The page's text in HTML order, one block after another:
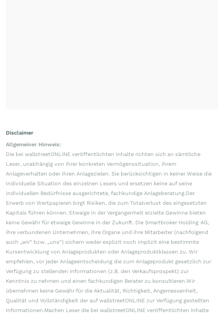
Disclaimer
Allgemeiner Hinweis:
Die bei wallstreetONLINE veröffentlichten Inhalte richten sich an sämtliche
Leser, unabhängig von ihrer konkreten Vermögenssituation, ihrem
Anlageverhalten oder ihren Anlagezielen. Sie berücksichtigen in keiner Weise die
individuelle Situation des einzelnen Lesers und ersetzen keine auf seine
individuellen Bedürfnisse ausgerichtete, fachkundige Anlageberatung.Der
Erwerb von Wertpapieren birgt Risiken, die zum Totalverlust des eingesetzten
Kapitals führen können. Etwaige in der Vergangenheit erzielte Gewinne bieten
keine Gewähr für etwaige Gewinne in der Zukunft. Die Smartbroker Holding AG,
ihre verbundenen Unternehmen, ihre Organe und ihre Mitarbeiter (nachfolgend
auch „wir“ bzw. „uns“) sichern weder explizit noch implizit eine bestimmte
Kursentwicklung von Anlageprodukten oder Anlageproduktklassen zu. Wir
empfehlen, vor jeder Anlageentscheidung die zum Anlageprodukt gesetzlich zur
Verfügung zu stellenden Informationen (z.B. den Verkaufsprospekt) zur
Kenntnis zu nehmen und einen fachkundigen Berater zu konsultieren.Wir
übernehmen keine Gewähr für die Aktualität, Richtigkeit, Angemessenheit,
Qualität und Vollständigkeit der auf wallstreetONLINE zur Verfügung gestellten
Informationen.Machen Leser die bei wallstreetONLINE veröffentlichten Inhalte